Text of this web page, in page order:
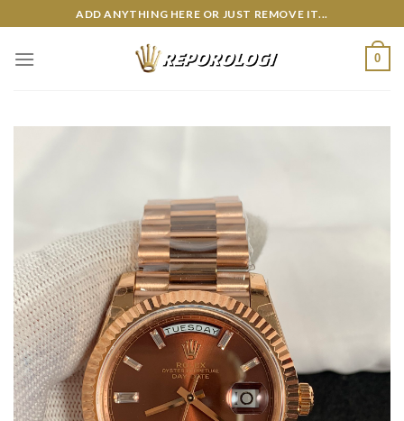
to
content
ADD ANYTHING HERE OR JUST REMOVE IT...
0